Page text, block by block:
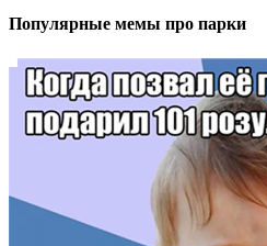
Популярные мемы про парки